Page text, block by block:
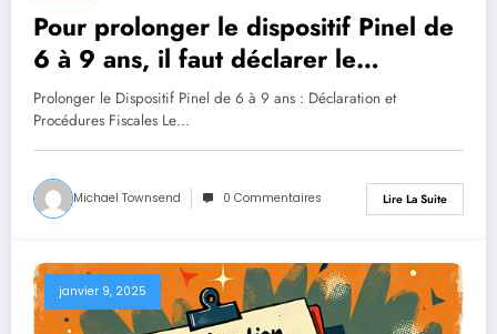
Pour prolonger le dispositif Pinel de
6 à 9 ans, il faut déclarer le
prolongement auprès des impôts.
Prolonger le Dispositif Pinel de 6 à 9 ans : Déclaration et
Procédures Fiscales Le…
Michael Townsend 0 Commentaires Lire La Suite
janvier 9, 2025